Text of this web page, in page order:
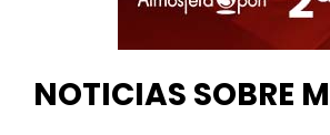
NOTICIAS SOBRE